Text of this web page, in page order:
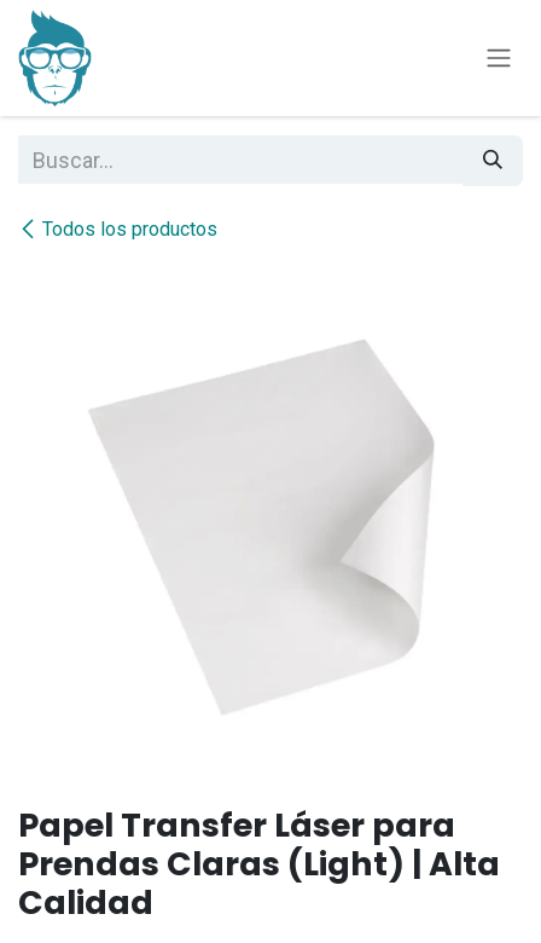
Ir al contenido
Todos los productos
Papel Transfer Láser para
Prendas Claras (Light) | Alta
Calidad